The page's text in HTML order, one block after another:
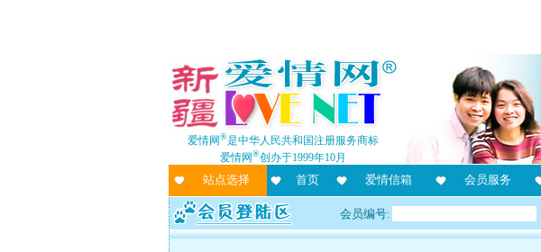
爱情网®是中华人民共和国注册服务商标
爱情网®创办于1999年10月
站点选择 首页 爱情信箱 会员服务
会员编号: